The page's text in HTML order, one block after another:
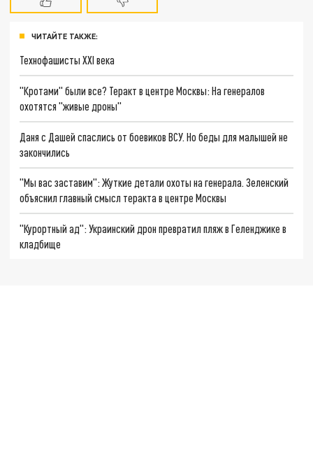
ЧИТАЙТЕ ТАКЖЕ:
Технофашисты XXI века
"Кротами" были все? Теракт в центре Москвы: На генералов
охотятся "живые дроны"
Даня с Дашей спаслись от боевиков ВСУ. Но беды для малышей не
закончились
"Мы вас заставим": Жуткие детали охоты на генерала. Зеленский
объяснил главный смысл теракта в центре Москвы
"Курортный ад": Украинский дрон превратил пляж в Геленджике в
кладбище